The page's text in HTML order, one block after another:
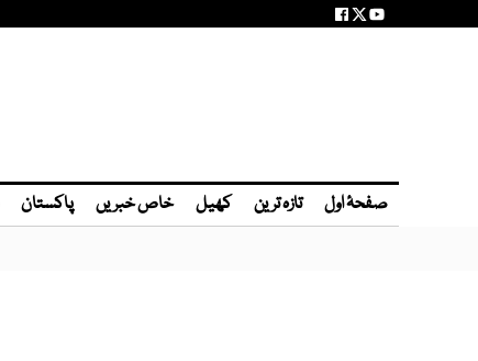
صفحۂ اول تازہ ترین کھیل خاص خبریں پاکستان